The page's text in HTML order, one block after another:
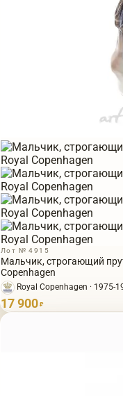
Лот № 4915
Мальчик, строгающий
Copenhagen
Royal Copenhagen · 1975-
17 900 ₽